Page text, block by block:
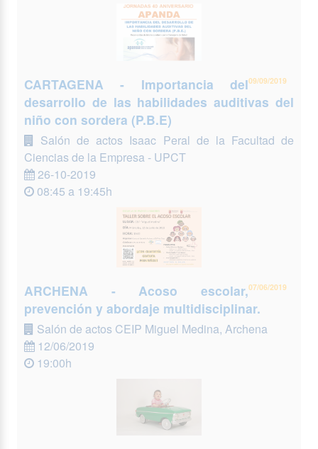
09/09/2019
CARTAGENA - Importancia del
desarrollo de las habilidades auditivas del
niño con sordera (P.B.E)
Salón de actos Isaac Peral de la Facultad de
Ciencias de la Empresa - UPCT
26-10-2019
08:45 a 19:45h
07/06/2019
ARCHENA - Acoso escolar,
prevención y abordaje multidisciplinar.
Salón de actos CEIP Miguel Medina, Archena
12/06/2019
19:00h